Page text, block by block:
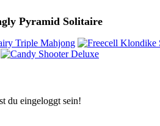
Pyramid Solitaire
du eingeloggt sein!